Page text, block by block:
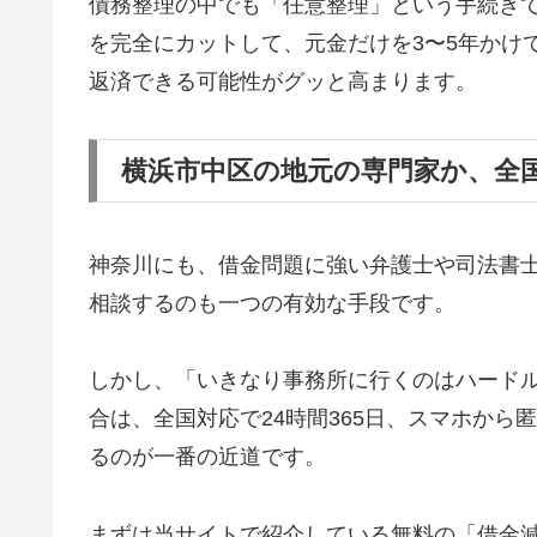
を完全にカットして、元金だけを3〜5年か
返済できる可能性がグッと高まります。
横浜市中区の地元の専門家か、全
神奈川にも、借金問題に強い弁護士や司法書
相談するのも一つの有効な手段です。
しかし、「いきなり事務所に行くのはハー
合は、全国対応で24時間365日、スマホから
るのが一番の近道です。